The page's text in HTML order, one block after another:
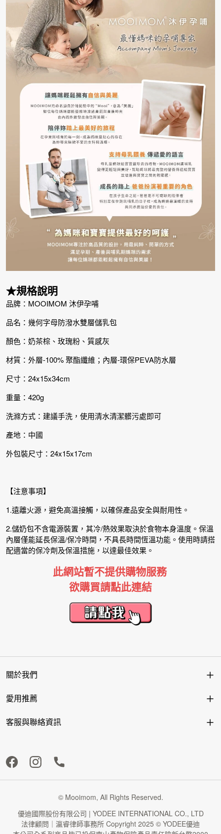
★規格說明
品牌：MOOIMOM 沐伊孕哺
品名：幾何字母防潑水雙層儲乳包
顏色：奶茶棕、玫瑰粉、質感灰
材質：外層-100% 聚酯纖維；內層-環保PEVA防水層
尺寸：24x15x34cm
重量：420g
洗滌方式：建議手洗，使用清水清潔髒污處即可
產地：中國
外包裝尺寸：24x15x17cm
【注意事項】
1.遠離火源，避免高溫接觸，以確保產品安全與耐用性。
2.儲奶包不含電源裝置，其冷/熱效果取決於食物本身溫度。保溫
內層僅能延長保溫/保冷時間，不具長時間恆溫功能。使用時請搭
配適當的保冷劑及保溫措施，以達最佳效果。
此網站暫不提供購物服務
欲購買請點此連結
關於我們
愛用推薦
客服與聯絡資訊
© Mooimom, All Rights Reserved.
優迪國際股份有限公司 | YODEE INTERNATIONAL CO., LTD
法律顧問｜瀛睿律師事務所 Copyright 2025 © YODEE優迪